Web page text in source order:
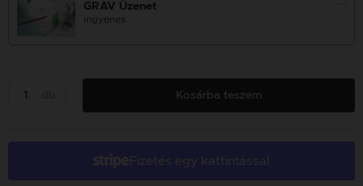
GRAV Üzenet
ingyenes
Kosárba teszem